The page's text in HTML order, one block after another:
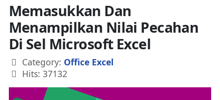
Memasukkan Dan
Menampilkan Nilai Pecahan
Di Sel Microsoft Excel
Details
Category: Office Excel
Hits: 37132